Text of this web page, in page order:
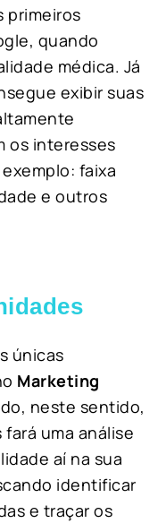
primeiros
quando
médica. Já
exibir suas
os interesses
faixa
e outros
únicas
Marketing
neste sentido,
uma análise
aí na sua
identificar
e traçar os